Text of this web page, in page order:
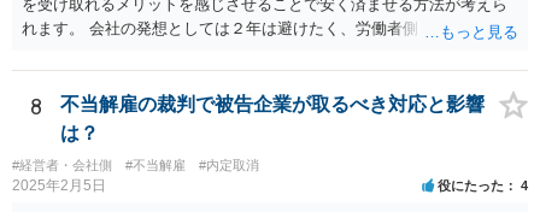
を受け取れるメリットを感じさせることで安く済ませる方法が考えら
れます。 会社の発想としては２年は避けたく、労働者側も２年分いけ
8
不当解雇の裁判で被告企業が取るべき対応と影響
は？
#経営者・会社側 #不当解雇 #内定取消
2025年2月5日 役にたった 4